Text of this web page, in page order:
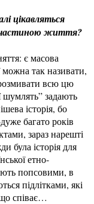
цікавляться
частиною життя?
є масова
можна так називати,
всю цю
шумлять” задають
історія, бо
багато років
зараз нарешті
була історія для
етно-
попсовими, в
підлітками, які
співає…